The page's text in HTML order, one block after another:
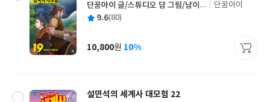
글
쓴
단꿈아이 글/스튜디오 담 그림/남이
담 편
출
사
단꿈아이
평 9.6(80)
가
10,800원 10%
설민석의 세계사 대모험 22